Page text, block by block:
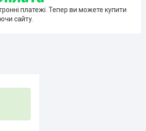
платежі. Тепер ви можете купити
сайту.